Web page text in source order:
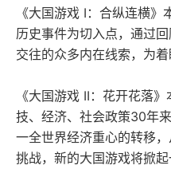
《大国游戏 I：合纵连横
历史事件为切入点，通过
交往的众多内在线索，为
《大国游戏 II：花开花落
技、经济、社会政策30年
一全世界经济重心的转移
挑战，新的大国游戏将掀起